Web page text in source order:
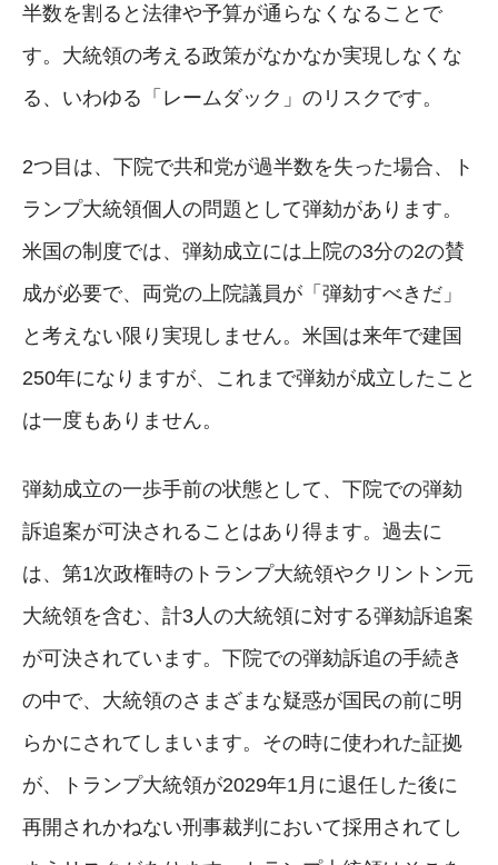
半数を割ると法律や予算が通らなくなることで
す。大統領の考える政策がなかなか実現しなくな
る、いわゆる「レームダック」のリスクです。
2つ目は、下院で共和党が過半数を失った場合、ト
ランプ大統領個人の問題として弾劾があります。
米国の制度では、弾劾成立には上院の3分の2の賛
成が必要で、両党の上院議員が「弾劾すべきだ」
と考えない限り実現しません。米国は来年で建国
250年になりますが、これまで弾劾が成立したこと
は一度もありません。
弾劾成立の一歩手前の状態として、下院での弾劾
訴追案が可決されることはあり得ます。過去に
は、第1次政権時のトランプ大統領やクリントン元
大統領を含む、計3人の大統領に対する弾劾訴追案
が可決されています。下院での弾劾訴追の手続き
の中で、大統領のさまざまな疑惑が国民の前に明
らかにされてしまいます。その時に使われた証拠
が、トランプ大統領が2029年1月に退任した後に
再開されかねない刑事裁判において採用されてし